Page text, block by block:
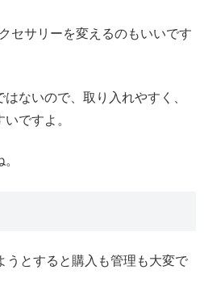
セサリーを変えるのもいいです
ないので、取り入れやすく、
ですよ。
うとすると購入も管理も大変で